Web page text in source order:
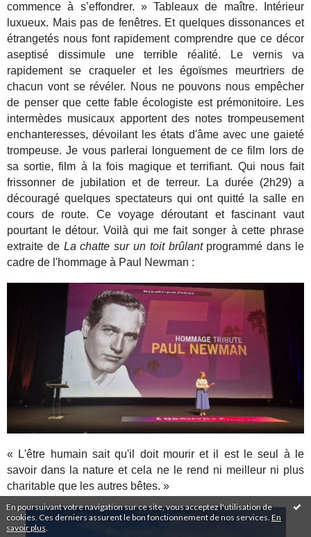
En poursuivant votre navigation sur ce site, vous acceptez l'utilisation de
cookies. Ces derniers assurent le bon fonctionnement de nos services. En
savoir plus
commence à s’effondrer. » Tableaux de maître. Intérieur
luxueux. Mais pas de fenêtres. Et quelques dissonances et
étrangetés nous font rapidement comprendre que ce décor
aseptisé dissimule une terrible réalité. Le vernis va
rapidement se craqueler et les égoïsmes meurtriers de
chacun vont se révéler. Nous ne pouvons nous empêcher
de penser que cette fable écologiste est prémonitoire. Les
intermèdes musicaux apportent des notes trompeusement
enchanteresses, dévoilant les états d'âme avec une gaieté
trompeuse. Je vous parlerai longuement de ce film lors de
sa sortie, film à la fois magique et terrifiant. Qui nous fait
frissonner de jubilation et de terreur. La durée (2h29) a
découragé quelques spectateurs qui ont quitté la salle en
cours de route. Ce voyage déroutant et fascinant vaut
pourtant le détour.Voilà qui me fait songer à cette phrase
extraite de La chatte sur un toit brûlantprogrammé dans le
cadre de l'hommage à Paul Newman :
« L'être humain sait qu'il doit mourir et il est le seul à le
savoir dans la nature et cela ne le rend ni meilleur ni plus
charitable que les autres bêtes. »